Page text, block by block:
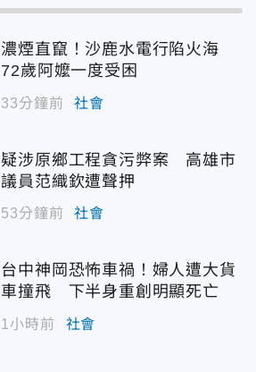
濃煙直竄！沙鹿水電行陷火海
72歲阿嬤一度受困
33分鐘前 社會
疑涉原鄉工程貪污弊案 高雄市
議員范織欽遭聲押
53分鐘前 社會
台中神岡恐怖車禍！婦人遭大貨
車撞飛 下半身重創明顯死亡
1小時前 社會